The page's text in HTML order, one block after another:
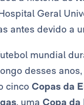
Geral
antes devido a
mundial
desses
cinco Copas da
, uma Copa da